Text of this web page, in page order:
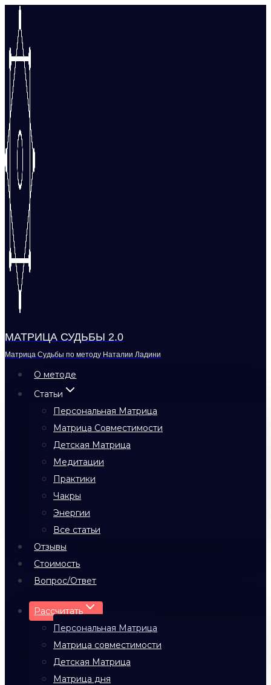
Перейти
содержимому
МАТРИЦА СУДЬБЫ 2.0
Матрица Судьбы по методу Наталии Ладини
О методе
Статьи
Персональная Матрица
Матрица Совместимости
Детская Матрица
Медитации
Практики
Чакры
Энергии
Все статьи
Отзывы
Стоимость
Вопрос/Ответ
Рассчитать
Персональная Матрица
Матрица совместимости
Детская Матрица
Матрица дня